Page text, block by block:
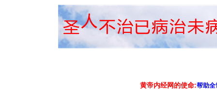
黄帝内经网的使命:帮助